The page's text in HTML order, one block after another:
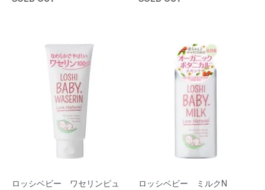
ロッシベビー ワセリンピュ
ロッシベビー ミルクN